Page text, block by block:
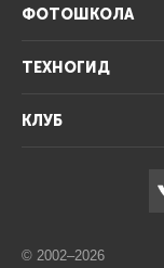
ФОТОШКОЛА
ТЕХНОГИД
КЛУБ
© 2002–2026